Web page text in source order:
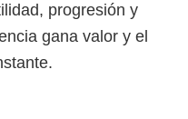
progresión y
gana valor y el